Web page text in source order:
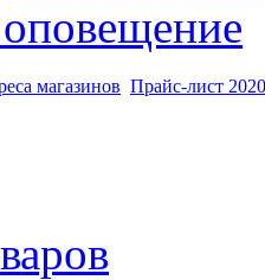
магазинов Прайс-лист